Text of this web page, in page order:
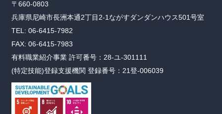
〒660-0803
兵庫県尼崎市長洲本通2丁目2-1ながすダンダンハウス501号室
TEL: 06-6415-7982
FAX: 06-6415-7983
有料職業紹介事業 許可番号：28-ユ-301111
(特定技能)登録支援機関 登録番号：21登-006039